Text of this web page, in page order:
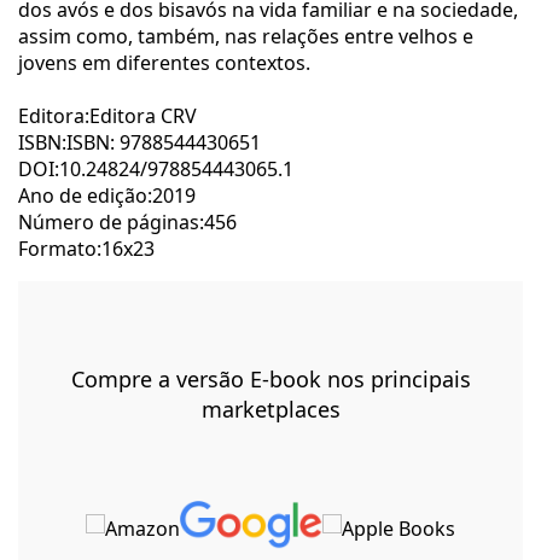
dos avós e dos bisavós na vida familiar e na sociedade,
assim como, também, nas relações entre velhos e
jovens em diferentes contextos.
Editora:Editora CRV
ISBN:ISBN: 9788544430651
DOI:10.24824/978854443065.1
Ano de edição:2019
Número de páginas:456
Formato:16x23
Compre a versão E-book nos principais
marketplaces